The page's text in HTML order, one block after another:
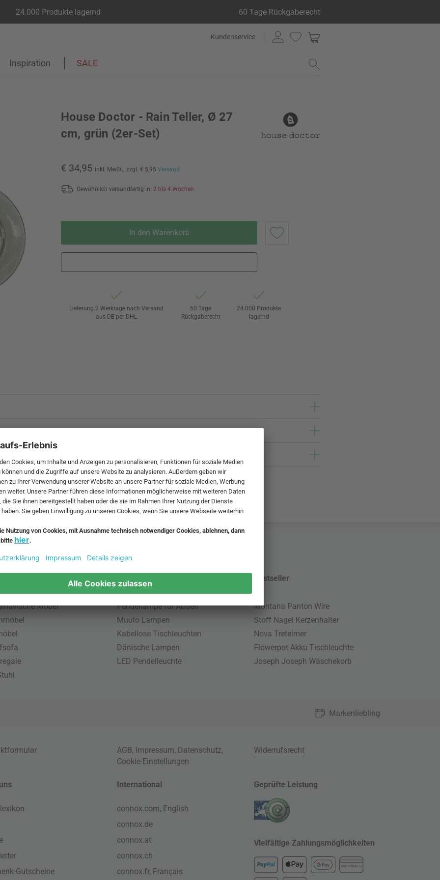
24.000 Produkte lagernd 60 Tage Rückgaberecht
Kundenservice
Inspiration SALE
House Doctor - Rain Teller, Ø 27
cm, grün (2er-Set)
€ 34,95 inkl. MwSt., zzgl. € 5,95 Versand
Gewöhnlich versandfertig in: 2 bis 4 Wochen
In den Warenkorb
Lieferung 2 Werktage nach Versand
aus DE per DHL
60 Tage
Rückgaberecht
24.000 Produkte
lagernd
und zzgl.
Möbel
Beliebte Leuchten
Pendellampe für Außen
Muuto Lampen
Kabellose Tischleuchten
Dänische Lampen
LED Pendelleuchte
Bestseller
Montana Panton Wire
Stoff Nagel Kerzenhalter
Nova Treteimer
Flowerpot Akku Tischleuchte
Joseph Joseph Wäschekorb
Markenliebling
AGB, Impressum, Datenschutz,
Cookie-Einstellungen
Widerrufsrecht
Gutscheine
International
connox.com, English
connox.de
connox.at
connox.ch
connox.fr, Français
Geprüfte Leistung
Vielfältige Zahlungsmöglichkeiten
KREDITKARTE